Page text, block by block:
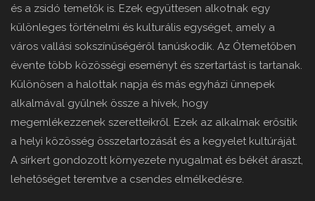
és a zsidó temetők is. Ezek együttesen alkotnak egy
különleges történelmi és kulturális egységet, amely a
város vallási sokszínűségéről tanúskodik. Az Ótemetőben
évente több közösségi eseményt és szertartást is tartanak.
Különösen a halottak napja és más egyházi ünnepek
alkalmával gyűlnek össze a hívek, hogy
megemlékezzenek szeretteikről. Ezek az alkalmak erősítik
a helyi közösség összetartozását és a kegyelet kultúráját.
A sírkert gondozott környezete nyugalmat és békét áraszt,
lehetőséget teremtve a csendes elmélkedésre.